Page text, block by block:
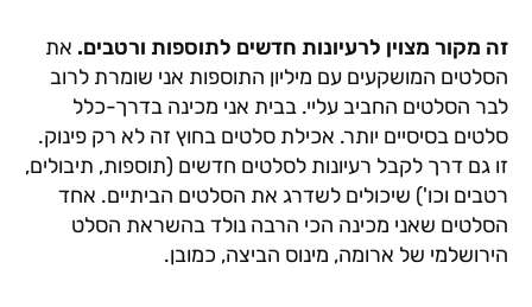
זה מקור מצוין לרעיונות חדשים לתוספות ורטבים. את
הסלטים המושקעים עם מיליון התוספות אני שומרת לרוב
לבר הסלטים החביב עליי. בבית אני מכינה בדרך-כלל
סלטים בסיסיים יותר. אכילת סלטים בחוץ זה לא רק פינוק.
זו גם דרך לקבל רעיונות לסלטים חדשים (תוספות, תיבולים,
רטבים וכו') שיכולים לשדרג את הסלטים הביתיים. אחד
הסלטים שאני מכינה הכי הרבה נולד בהשראת הסלט
הירושלמי של ארומה, מינוס הביצה, כמובן.